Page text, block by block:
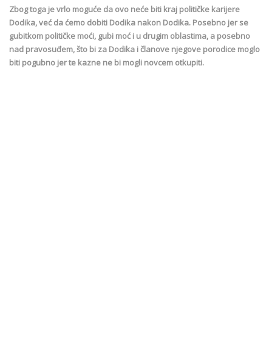
Zbog toga je vrlo moguće da ovo neće biti kraj političke karijere
Dodika, već da ćemo dobiti Dodika nakon Dodika. Posebno jer se
gubitkom političke moći, gubi moć i u drugim oblastima, a posebno
nad pravosuđem, što bi za Dodika i članove njegove porodice moglo
biti pogubno jer te kazne ne bi mogli novcem otkupiti.